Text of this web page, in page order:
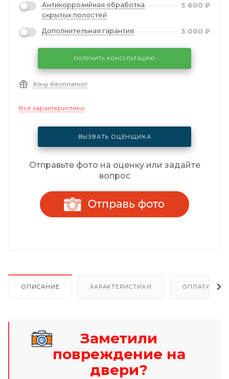
Антикоррозийная обработка
скрытых полостей
5 600 ₽
Дополнительная гарантия 3 000 ₽
ПОЛУЧИТЬ КОНСУЛЬТАЦИЮ
Хочу бесплатно!
Все характеристики
ВЫЗВАТЬ ОЦЕНЩИКА
Отправьте фото на оценку или задайте
вопрос
ОПИСАНИЕ ХАРАКТЕРИСТИКИ ОПЛАТА И
Заметили
повреждение на
двери?